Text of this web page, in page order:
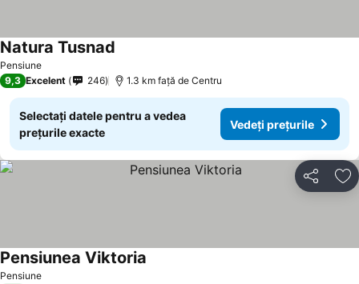
Pensiune
Natura Tusnad
9,3 Excelent 246 1.3 km faţă de Centru
Selectați datele pentru a vedea
prețurile exacte
Vedeți prețurile
Distribuiți
Pensiune
Pensiunea Viktoria